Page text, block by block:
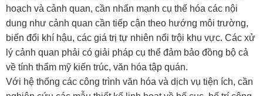
hoạch và cảnh quan, cần nhấn mạnh cụ thể hóa các nội
dung như cảnh quan cần tiếp cận theo hướng môi trường,
biến đổi khí hậu, các giá trị tự nhiên nổi trội khu vực. Các xử
lý cảnh quan phải có giải pháp cụ thể đảm bảo đồng bộ cả
về tính thẩm mỹ kiến trúc, văn hóa tập quán.
Với hệ thống các công trình văn hóa và dịch vụ tiện ích, cần